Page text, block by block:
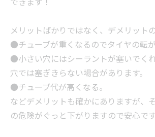
メリットばかりではなく、デメリット
●チューブが重くなるのでタイヤの転が
●小さい穴にはシーラントが塞いでく
穴では塞ぎきらない場合があります。
●チューブ代が高くなる。
などデメリットも確かにありますが、
の危険がぐっと下がりますので安心で